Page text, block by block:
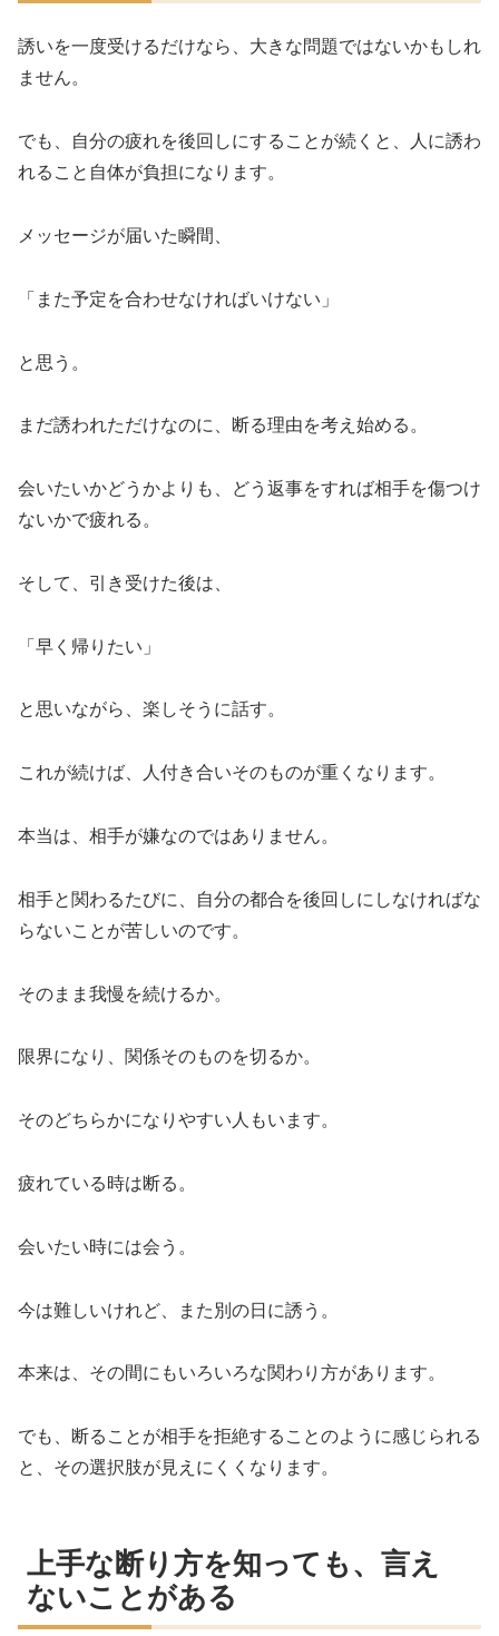
誘いを一度受けるだけなら、大きな問題ではないかもしれ
ません。
でも、自分の疲れを後回しにすることが続くと、人に誘わ
れること自体が負担になります。
メッセージが届いた瞬間、
「また予定を合わせなければいけない」
と思う。
まだ誘われただけなのに、断る理由を考え始める。
会いたいかどうかよりも、どう返事をすれば相手を傷つけ
ないかで疲れる。
そして、引き受けた後は、
「早く帰りたい」
と思いながら、楽しそうに話す。
これが続けば、人付き合いそのものが重くなります。
本当は、相手が嫌なのではありません。
相手と関わるたびに、自分の都合を後回しにしなければな
らないことが苦しいのです。
そのまま我慢を続けるか。
限界になり、関係そのものを切るか。
そのどちらかになりやすい人もいます。
疲れている時は断る。
会いたい時には会う。
今は難しいけれど、また別の日に誘う。
本来は、その間にもいろいろな関わり方があります。
でも、断ることが相手を拒絶することのように感じられる
と、その選択肢が見えにくくなります。
上手な断り方を知っても、言え
ないことがある